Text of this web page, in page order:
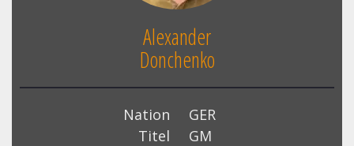
Alexander
Donchenko
Nation
GER
Titel
GM